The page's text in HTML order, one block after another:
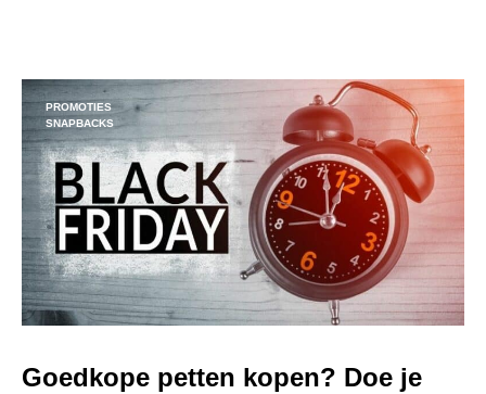
PROMOTIES
SNAPBACKS
Goedkope petten kopen? Doe je